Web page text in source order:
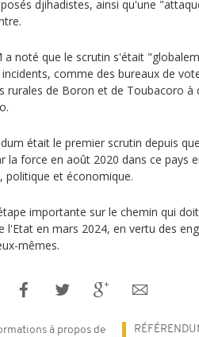
djihadistes, ainsi qu'une
a noté que le scrutin s'était
comme des bureaux de
rurales de Boron et de Toubacoro à
était le premier scrutin depuis
la force en août 2020 dans ce pays
politique et économique.
importante sur le chemin qui
l'Etat en mars 2024, en vertu des
mêmes.
à propos de